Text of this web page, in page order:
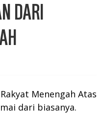
DARI
Menengah Atas
dari biasanya.